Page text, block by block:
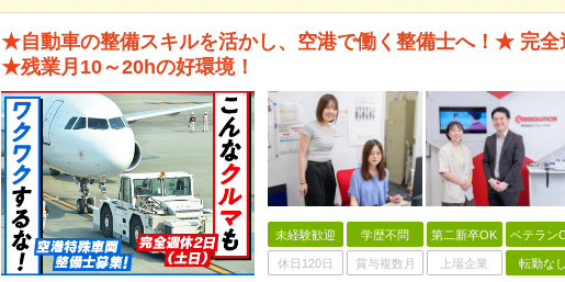
★自動車の整備スキルを活かし、空港で働く整備士へ！★ 完全
★残業月10～20hの好環境！
未経験歓迎 学歴不問 第二新卒OK ベテラン
休日120日 賞与複数月 上場企業 転勤なし